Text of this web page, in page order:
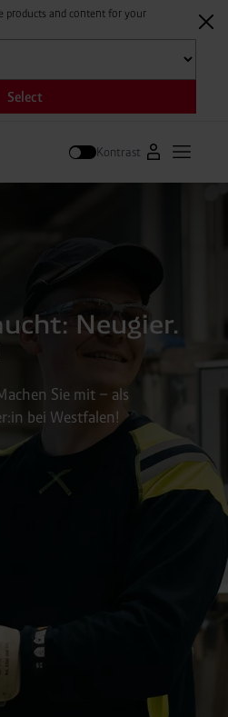
products and content for your
Select
Kontrast Zum
Neugier.
Sie mit – als
bei Westfalen!